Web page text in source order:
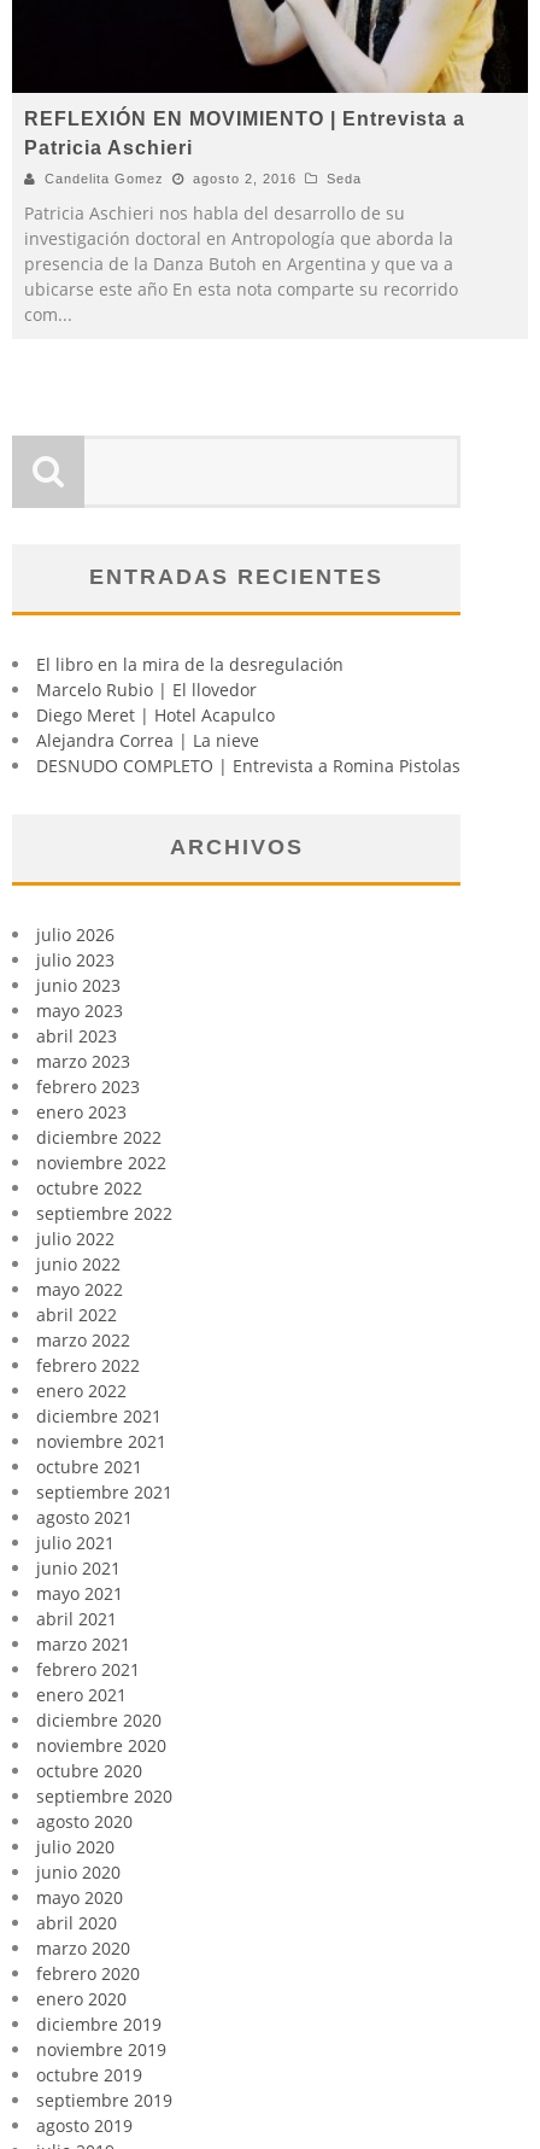
REFLEXIÓN EN MOVIMIENTO | Entrevista a
Patricia Aschieri
Candelita Gomez agosto 2, 2016 Seda
Patricia Aschieri nos habla del desarrollo de su
investigación doctoral en Antropología que aborda la
presencia de la Danza Butoh en Argentina y que va a
ubicarse este año En esta nota comparte su recorrido
com...
ENTRADAS RECIENTES
El libro en la mira de la desregulación
Marcelo Rubio | El llovedor
Diego Meret | Hotel Acapulco
Alejandra Correa | La nieve
DESNUDO COMPLETO | Entrevista a Romina Pistolas
ARCHIVOS
julio 2026
julio 2023
junio 2023
mayo 2023
abril 2023
marzo 2023
febrero 2023
enero 2023
diciembre 2022
noviembre 2022
octubre 2022
septiembre 2022
julio 2022
junio 2022
mayo 2022
abril 2022
marzo 2022
febrero 2022
enero 2022
diciembre 2021
noviembre 2021
octubre 2021
septiembre 2021
agosto 2021
julio 2021
junio 2021
mayo 2021
abril 2021
marzo 2021
febrero 2021
enero 2021
diciembre 2020
noviembre 2020
octubre 2020
septiembre 2020
agosto 2020
julio 2020
junio 2020
mayo 2020
abril 2020
marzo 2020
febrero 2020
enero 2020
diciembre 2019
noviembre 2019
octubre 2019
septiembre 2019
agosto 2019